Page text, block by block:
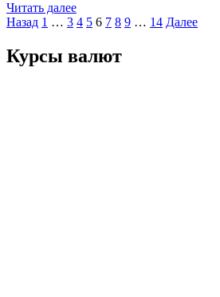
Читать далее
Пагинация
записей
Назад 1 … 3 4 5 6 7 8 9 … 14 Далее
Курсы валют